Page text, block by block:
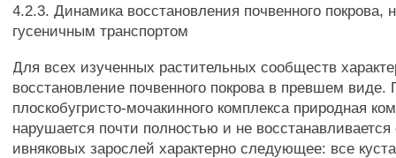
4.2.3. Динамика восстановления почвенного покрова,
гусеничным транспортом
Для всех изученных растительных сообществ
восстановление почвенного покрова в превшем
плоскобугристо-мочакинного комплекса природная
нарушается почти полностью и не
ивняковых зарослей характерно следующее: все